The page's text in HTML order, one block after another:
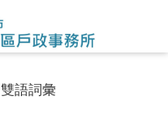
雙語詞彙